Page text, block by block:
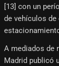
[13]​ con un
de vehículos
A mediados de
Madrid publicó